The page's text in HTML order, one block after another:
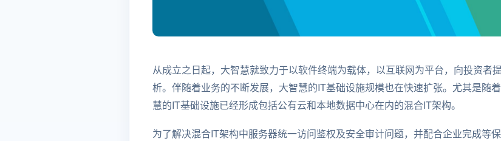
从成立之日起，大智慧就致力于以软件终端为载体，以互联网为平台，向投资者
析。伴随着业务的不断发展，大智慧的IT基础设施规模也在快速扩张。尤其是随
慧的IT基础设施已经形成包括公有云和本地数据中心在内的混合IT架构。
为了解决混合IT架构中服务器统一访问鉴权及安全审计问题，并配合企业完成等